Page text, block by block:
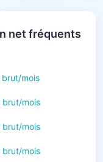
net fréquents
mois
mois
mois
mois